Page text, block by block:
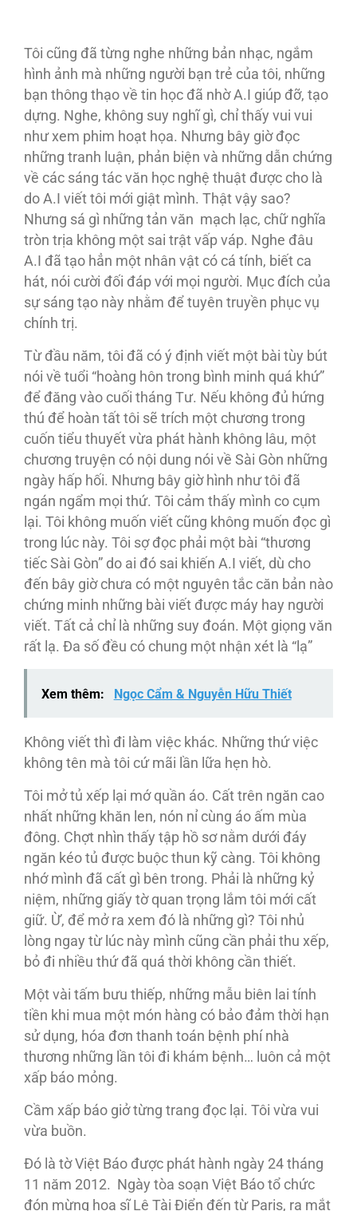
Tôi cũng đã từng nghe những bản nhạc, ngắm
hình ảnh mà những người bạn trẻ của tôi, những
bạn thông thạo về tin học đã nhờ A.I giúp đỡ, tạo
dựng. Nghe, không suy nghĩ gì, chỉ thấy vui vui
như xem phim hoạt họa. Nhưng bây giờ đọc
những tranh luận, phản biện và những dẫn chứng
về các sáng tác văn học nghệ thuật được cho là
do A.I viết tôi mới giật mình. Thật vậy sao?
Nhưng sá gì những tản văn mạch lạc, chữ nghĩa
tròn trịa không một sai trật vấp váp. Nghe đâu
A.I đã tạo hẳn một nhân vật có cá tính, biết ca
hát, nói cười đối đáp với mọi người. Mục đích của
sự sáng tạo này nhằm để tuyên truyền phục vụ
chính trị.
Từ đầu năm, tôi đã có ý định viết một bài tùy bút
nói về tuổi “hoàng hôn trong bình minh quá khứ”
để đăng vào cuối tháng Tư. Nếu không đủ hứng
thú để hoàn tất tôi sẽ trích một chương trong
cuốn tiểu thuyết vừa phát hành không lâu, một
chương truyện có nội dung nói về Sài Gòn những
ngày hấp hối. Nhưng bây giờ hình như tôi đã
ngán ngẩm mọi thứ. Tôi cảm thấy mình co cụm
lại. Tôi không muốn viết cũng không muốn đọc gì
trong lúc này. Tôi sợ đọc phải một bài “thương
tiếc Sài Gòn” do ai đó sai khiến A.I viết, dù cho
đến bây giờ chưa có một nguyên tắc căn bản nào
chứng minh những bài viết được máy hay người
viết. Tất cả chỉ là những suy đoán. Một giọng văn
rất lạ. Đa số đều có chung một nhận xét là “lạ”
Xem thêm: Ngọc Cẩm & Nguyễn Hữu Thiết
Không viết thì đi làm việc khác. Những thứ việc
không tên mà tôi cứ mãi lần lữa hẹn hò.
Tôi mở tủ xếp lại mớ quần áo. Cất trên ngăn cao
nhất những khăn len, nón nỉ cùng áo ấm mùa
đông. Chợt nhìn thấy tập hồ sơ nằm dưới đáy
ngăn kéo tủ được buộc thun kỹ càng. Tôi không
nhớ mình đã cất gì bên trong. Phải là những kỷ
niệm, những giấy tờ quan trọng lắm tôi mới cất
giữ. Ừ, để mở ra xem đó là những gì? Tôi nhủ
lòng ngay từ lúc này mình cũng cần phải thu xếp,
bỏ đi nhiều thứ đã quá thời không cần thiết.
Một vài tấm bưu thiếp, những mẫu biên lai tính
tiền khi mua một món hàng có bảo đảm thời hạn
sử dụng, hóa đơn thanh toán bệnh phí nhà
thương những lần tôi đi khám bệnh… luôn cả một
xấp báo mỏng.
Cầm xấp báo giở từng trang đọc lại. Tôi vừa vui
vừa buồn.
Đó là tờ Việt Báo được phát hành ngày 24 tháng
11 năm 2012. Ngày tòa soạn Việt Báo tổ chức
đón mừng họa sĩ Lê Tài Điển đến từ Paris, ra mắt